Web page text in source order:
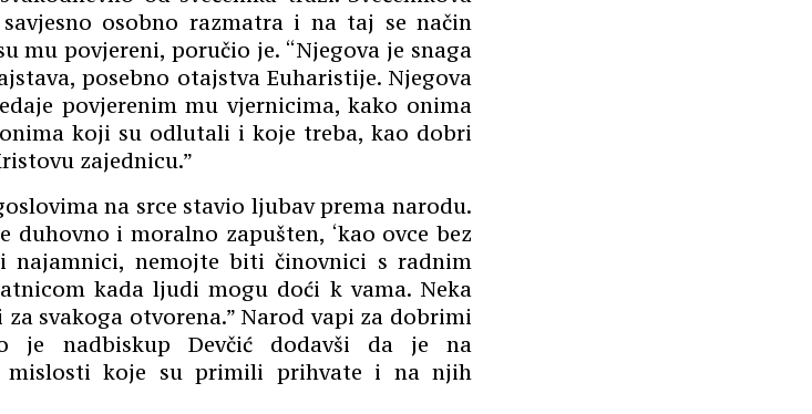
osobno razmatra i na taj se način
mu povjereni, poručio je. “Njegova je snaga
posebno otajstva Euharistije. Njegova
povjerenim mu vjernicima, kako onima
koji su odlutali i koje treba, kao dobri
zajednicu.”
na srce stavio ljubav prema narodu.
duhovno i moralno zapušten, ‘kao ovce bez
najamnici, nemojte biti činovnici s radnim
kada ljudi mogu doći k vama. Neka
svakoga otvorena.” Narod vapi za dobrimi
je nadbiskup Devčić dodavši da je na
mislosti koje su primili prihvate i na njih